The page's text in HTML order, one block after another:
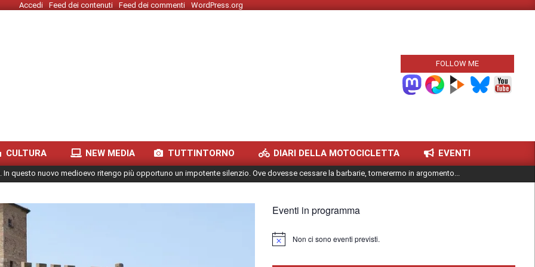
Accedi Feed dei contenuti Feed dei commenti WordPress.org
FOLLOW ME
CULTURA NEW MEDIA TUTTINTORNO DIARI DELLA MOTOCICLETTA EVENTI
questo nuovo medioevo ritengo più opportuno un impotente silenzio. Ove dovesse cessare la barbarie, tornerermo in argomento...
Eventi in programma
Notice Non ci sono eventi previsti.